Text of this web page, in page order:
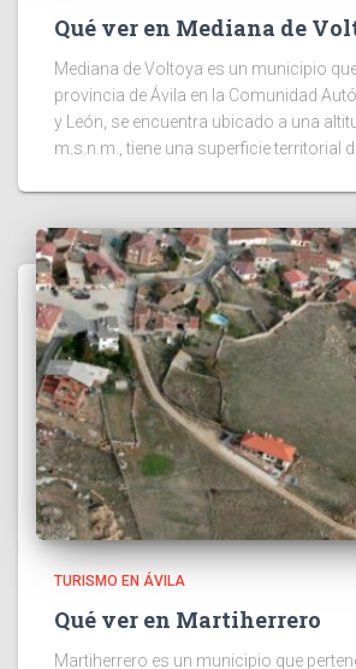
Qué ver en Mediana de
Mediana de Voltoya es un municipio
provincia de Ávila en la Comunidad
y León, se encuentra ubicado a una
m.s.n.m., tiene una superficie territorial
TURISMO EN ÁVILA
Qué ver en Martiherrero
Martiherrero es un municipio que